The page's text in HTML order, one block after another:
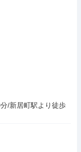
/新居町駅より徒歩